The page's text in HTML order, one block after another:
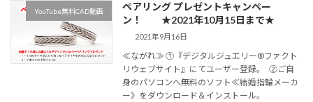
YouTube無料CAD動画
ペアリング プレゼントキャンペー
ン！ ★2021年10月15日まで★
2021年9月16日
≪ながれ≫ ①『デジタルジュエリー®ファクト
リウェブサイト』にてユーザー登録。 ②ご自
身のパソコンへ無料のソフト≪結婚指輪メーカ
ー》をダウンロード＆インストール。